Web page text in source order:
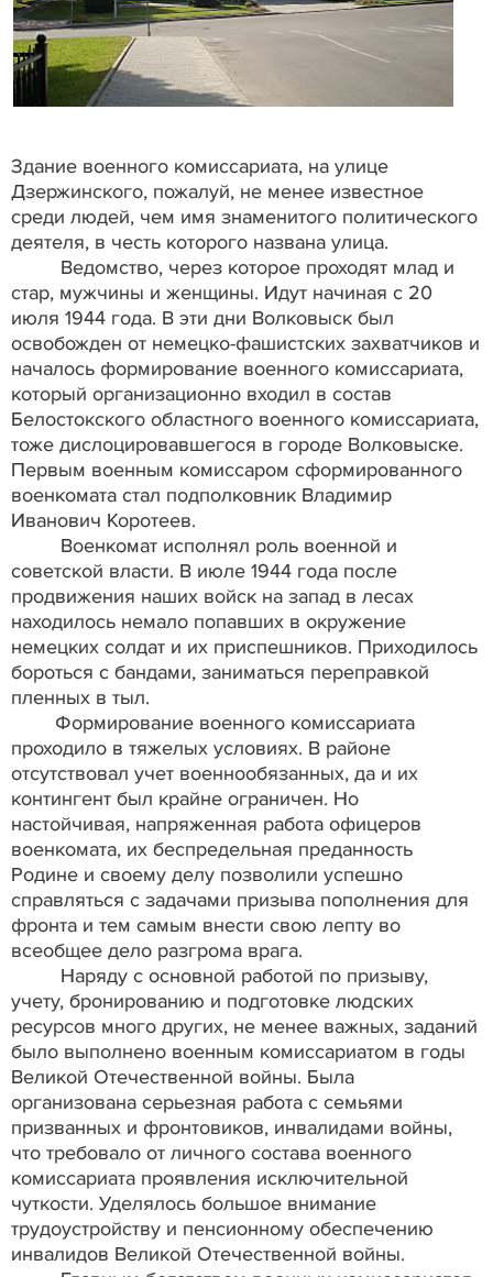
Здание военного комиссариата, на улице
Дзержинского, пожалуй, не менее известное
среди людей, чем имя знаменитого политического
деятеля, в честь которого названа улица.
Ведомство, через которое проходят млад и
стар, мужчины и женщины. Идут начиная с 20
июля 1944 года. В эти дни Волковыск был
освобожден от немецко-фашистских захватчиков и
началось формирование военного комиссариата,
который организационно входил в состав
Белостокского областного военного комиссариата,
тоже дислоцировавшегося в городе Волковыске.
Первым военным комиссаром сформированного
военкомата стал подполковник Владимир
Иванович Коротеев.
Военкомат исполнял роль военной и
советской власти. В июле 1944 года после
продвижения наших войск на запад в лесах
находилось немало попавших в окружение
немецких солдат и их приспешников. Приходилось
бороться с бандами, заниматься переправкой
пленных в тыл.
Формирование военного комиссариата
проходило в тяжелых условиях. В районе
отсутствовал учет военнообязанных, да и их
контингент был крайне ограничен. Но
настойчивая, напряженная работа офицеров
военкомата, их беспредельная преданность
Родине и своему делу позволили успешно
справляться с задачами призыва пополнения для
фронта и тем самым внести свою лепту во
всеобщее дело разгрома врага.
Наряду с основной работой по призыву,
учету, бронированию и подготовке людских
ресурсов много других, не менее важных, заданий
было выполнено военным комиссариатом в годы
Великой Отечественной войны. Была
организована серьезная работа с семьями
призванных и фронтовиков, инвалидами войны,
что требовало от личного состава военного
комиссариата проявления исключительной
чуткости. Уделялось большое внимание
трудоустройству и пенсионному обеспечению
инвалидов Великой Отечественной войны.